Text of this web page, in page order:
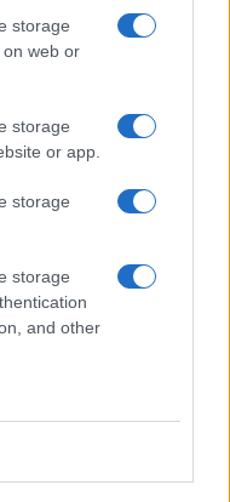
storage
web or
storage
or app.
storage
storage
and other
igranja klavirja se
se je učila pri
Gorenšku v
V prihodnosti si Špela
pianistka ali
pesmi, Skozi leta
iz zlate ladjice od
aplavz.
, prisotne so med